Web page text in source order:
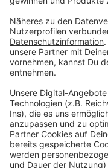
Diese Regelungen
Jahren.